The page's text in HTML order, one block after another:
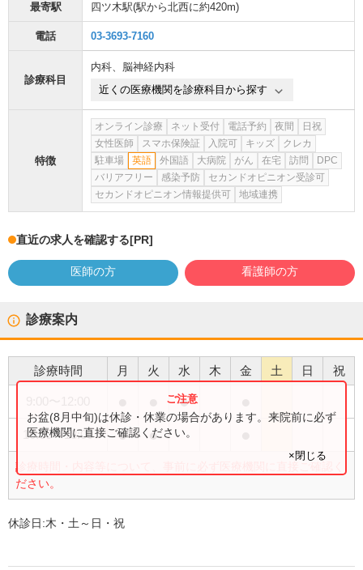
最寄駅 四ツ木駅(駅から北西に約420m)
電話 03-3693-7160
診療科目
内科、 脳神経内科
近くの医療機関を診療科目から探す
特徴
オンライン診療 ネット受付 電話予約 夜間
日祝
女性医師
スマホ保険証 入院可 キッズ
クレカ
駐車場
英語 外国語 大病院 がん 在宅 訪問
DPC
バリアフリー
感染予防
セカンドオピニオン受診可
セカンドオピニオン情報提供可
地域連携
直近の求人を確認する[PR]
医師の方 看護師の方
診療案内
診療時間 月 火 水 木 金 土 日 祝
●
16:00〜18:00 ● ●
診療時間・内容等について、事前に必ず医療機関に直接ご確認く
ださい。
お盆(8月中旬)は休診・休業の場合があります。来院前に必ず
医療機関に直接ご確認ください。
×閉じる
休診日:木・土～日・祝